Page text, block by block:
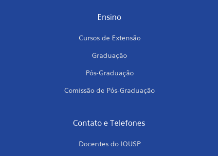
Ensino
Cursos de Extensão
Graduação
Pós-Graduação
Comissão de Pós-Graduação
Contato e Telefones
Docentes do IQUSP